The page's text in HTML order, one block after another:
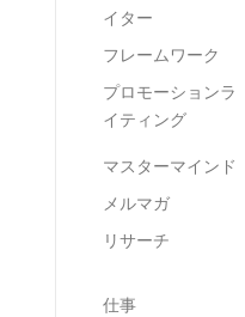
イター
フレームワーク
プロモーションラ
イティング
マスターマインド
メルマガ
リサーチ
仕事